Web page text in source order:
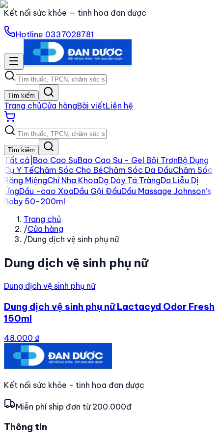
Kết nối sức khỏe — tinh hoa đan dược
Hotline 0337028781
Tìm kiếm
Trang chủCửa hàngBài viếtLiên hệ
Tìm kiếm
Tất cả Bao Cao SuBao Cao Su - Gel Bôi TrơnBộ Dụng
Cụ Y TếChăm Sóc Cho BéChăm Sóc Da ĐầuChăm Sóc
Răng MiệngChỉ Nha KhoaDạ Dày Tá TràngDa Liễu Dị
ỨngDầu -cao XoaDầu Gội ĐầuDầu Massage Johnson's
Baby 50-200ml
Trang chủ
/Cửa hàng
/Dung dịch vệ sinh phụ nữ
Dung dịch vệ sinh phụ nữ
Dung dịch vệ sinh phụ nữ
Dung dịch vệ sinh phụ nữ Lactacyd Odor Fresh
150ml
48.000 ₫
Kết nối sức khỏe - tinh hoa đan dược
Miễn phí ship đơn từ 200.000đ
Thông tin